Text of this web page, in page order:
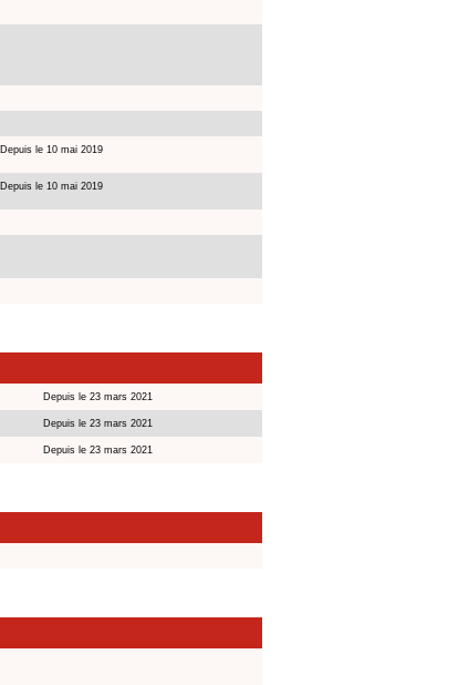
Depuis le 10 mai 2019
Depuis le 10 mai 2019
Depuis le 23 mars 2021
Depuis le 23 mars 2021
Depuis le 23 mars 2021